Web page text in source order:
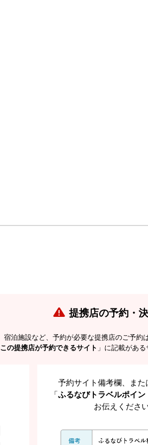
提携店の予約・
宿泊施設など、予約が必要な提携店のご予約
この提携店が予約できるサイト 」に記載があ
予約サイト備考欄、また
「ふるなびトラベルポイン
お伝えください